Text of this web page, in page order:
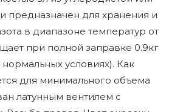
предназначен для хранения и
в диапазоне температур от
при полной заправке 0.9кг
нормальных условиях). Как
для минимального объема
латунным вентилем с